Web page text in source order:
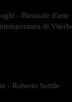
- Biennale d'arte
di Viterbo
- Roberto Sottile